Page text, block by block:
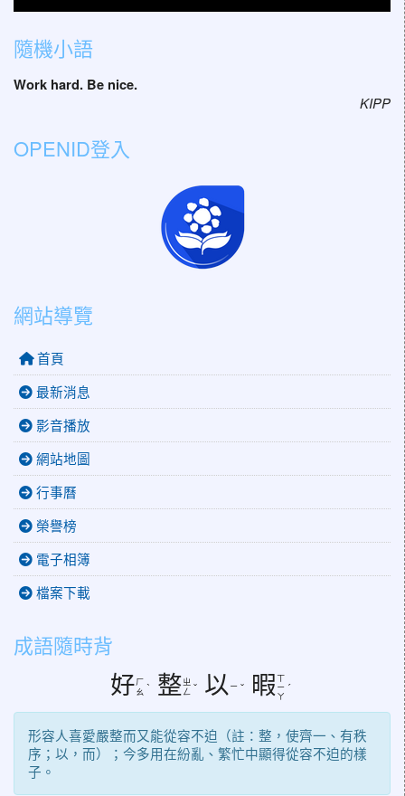
隨機小語
Work hard. Be nice.
KIPP
OPENID登入
網站導覽
首頁
最新消息
影音播放
網站地圖
行事曆
榮譽榜
電子相簿
檔案下載
成語隨時背
好 ㄏ
ㄠ ˋ 整 ㄓ
ㄥ ˇ 以 ㄧ ˇ 暇 ㄒ
ㄧ
ㄚ
ˊ
形容人喜愛嚴整而又能從容不迫（註：整，使齊一、有秩
序；以，而）；今多用在紛亂、繁忙中顯得從容不迫的樣
子。